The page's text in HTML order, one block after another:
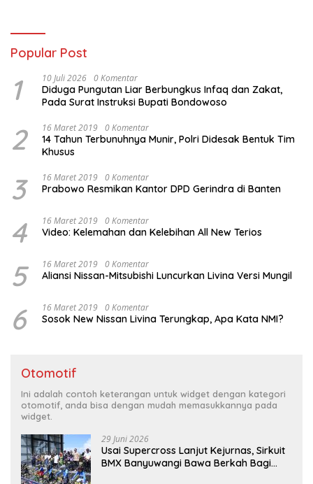
Popular Post
1 10 Juli 2026 0 Komentar
Diduga Pungutan Liar Berbungkus Infaq dan Zakat,
Pada Surat Instruksi Bupati Bondowoso
2 16 Maret 2019 0 Komentar
14 Tahun Terbunuhnya Munir, Polri Didesak Bentuk Tim
Khusus
3 16 Maret 2019 0 Komentar
Prabowo Resmikan Kantor DPD Gerindra di Banten
4 16 Maret 2019 0 Komentar
Video: Kelemahan dan Kelebihan All New Terios
5 16 Maret 2019 0 Komentar
Aliansi Nissan-Mitsubishi Luncurkan Livina Versi Mungil
6 16 Maret 2019 0 Komentar
Sosok New Nissan Livina Terungkap, Apa Kata NMI?
Otomotif
Ini adalah contoh keterangan untuk widget dengan kategori
otomotif, anda bisa dengan mudah memasukkannya pada
widget.
29 Juni 2026
Usai Supercross Lanjut Kejurnas, Sirkuit
BMX Banyuwangi Bawa Berkah Bagi